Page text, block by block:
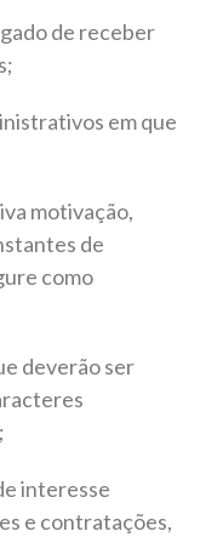
de receber
em que
motivação,
de
como
deverão ser
interesse
e contratações,